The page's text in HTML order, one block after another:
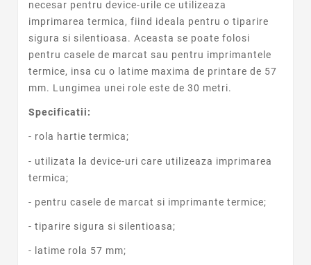
necesar pentru device-urile ce utilizeaza
imprimarea termica, fiind ideala pentru o tiparire
sigura si silentioasa. Aceasta se poate folosi
pentru casele de marcat sau pentru imprimantele
termice, insa cu o latime maxima de printare de 57
mm. Lungimea unei role este de 30 metri.
Specificatii:
- rola hartie termica;
- utilizata la device-uri care utilizeaza imprimarea
termica;
- pentru casele de marcat si imprimante termice;
- tiparire sigura si silentioasa;
- latime rola 57 mm;